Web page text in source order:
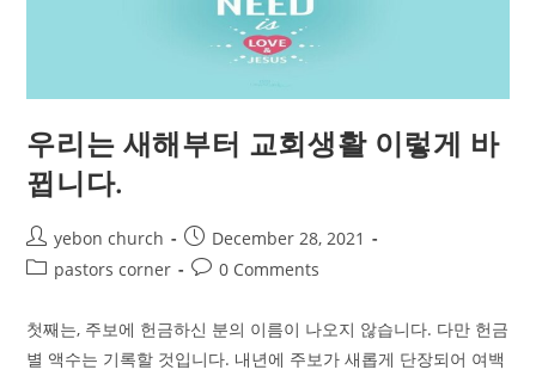
고
어
갑
우리는 새해부터 교회생활 이렇게 바
뀝니다.
Post
author:
yebon church
Post
published:
December 28, 2021
Postpastors corner
Post0 Comments
첫째는, 주보에 헌금하신 분의 이름이 나오지 않습니다. 다만 헌금
별 액수는 기록할 것입니다. 내년에 주보가 새롭게 단장되어 여백